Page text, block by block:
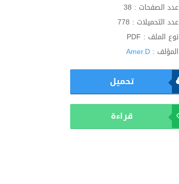
عدد الصفحات : 38
عدد التحميلات : 778
نوع الملف : PDF
المؤلف : Amer.D
تحميل
قراءة